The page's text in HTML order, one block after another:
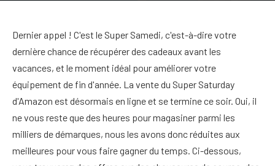
Dernier appel ! C'est le Super Samedi, c'est-à-dire votre
dernière chance de récupérer des cadeaux avant les
vacances, et le moment idéal pour améliorer votre
équipement de fin d'année. La vente du Super Saturday
d'Amazon est désormais en ligne et se termine ce soir. Oui, il
ne vous reste que des heures pour magasiner parmi les
milliers de démarques, nous les avons donc réduites aux
meilleures pour vous faire gagner du temps. Ci-dessous,